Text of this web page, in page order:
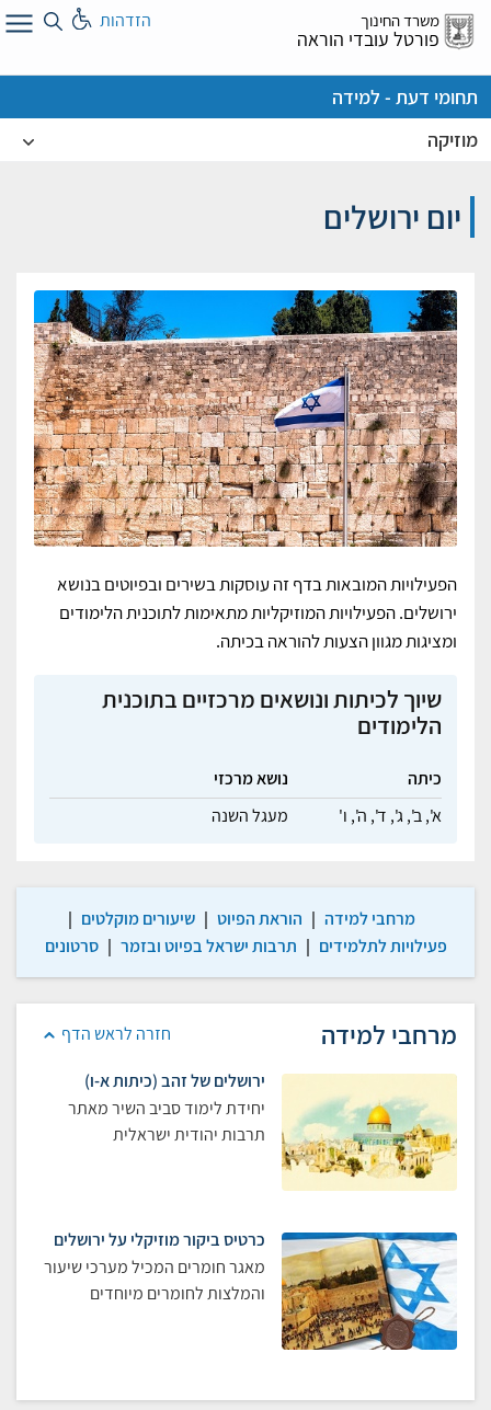
דלג
אל
משרד החינוך
פורטל עובדי הוראה
הזדהות
תחומי דעת - למידה
מוזיקה
יום ירושלים
הפעילויות המובאות בדף זה עוסקות בשירים ובפיוטים בנושא
ירושלים. הפעילויות המוזיקליות מתאימות לתוכנית הלימודים
ומציגות מגוון הצעות להוראה בכיתה.
שיוך לכיתות ונושאים מרכזיים בתוכנית
הלימודים
כיתה
נושא מרכזי
א',ב',ג', ד', ה', ו' מעגל השנה
מרחבי למידה | הוראת הפיוט | שיעורים מוקלטים |
פעילויות לתלמידים | תרבות ישראל בפיוט ובזמר | סרטונים
חזרה לראש הדף מרחבי למידה
ירושלים של זהב (כיתות א-ו)
יחידת לימוד סביב השיר מאתר
תרבות יהודית ישראלית
כרטיס ביקור מוזיקלי על ירושלים
מאגר חומרים המכיל מערכי שיעור
והמלצות לחומרים מיוחדים